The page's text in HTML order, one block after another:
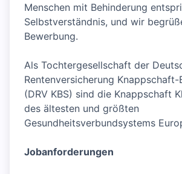
Menschen mit Behinderung
Selbstverständnis, und wir
Bewerbung.
Als Tochtergesellschaft der
Rentenversicherung Knappschaft-
(DRV KBS) sind die Knappschaft
des ältesten und größten
Gesundheitsverbundsystems
Jobanforderungen